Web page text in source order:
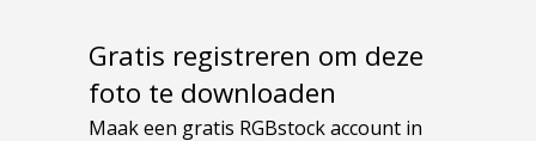
Gratis registreren om deze
foto te downloaden